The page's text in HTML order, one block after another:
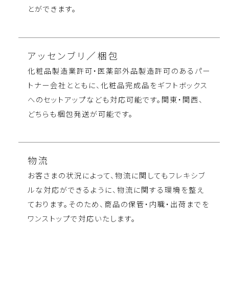
とができます。
アッセンブリ／梱包
化粧品製造業許可・医薬部外品製造許可のあるパー
トナー会社とともに、化粧品完成品をギフトボックス
へのセットアップなども対応可能です。関東・関西、
どちらも梱包発送が可能です。
物流
お客さまの状況によって、物流に関してもフレキシブ
ルな対応ができるように、物流に関する環境を整え
ております。そのため、商品の保管・内職・出荷までを
ワンストップで対応いたします。